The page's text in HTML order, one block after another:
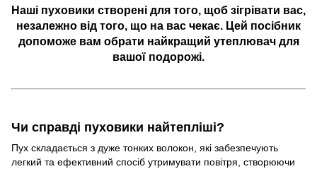
Наші пуховики створені для того, щоб зігрівати вас,
незалежно від того, що на вас чекає. Цей посібник
допоможе вам обрати найкращий утеплювач для
вашої подорожі.
Чи справді пуховики найтепліші?
Пух складається з дуже тонких волокон, які забезпечують
легкий та ефективний спосіб утримувати повітря, створюючи